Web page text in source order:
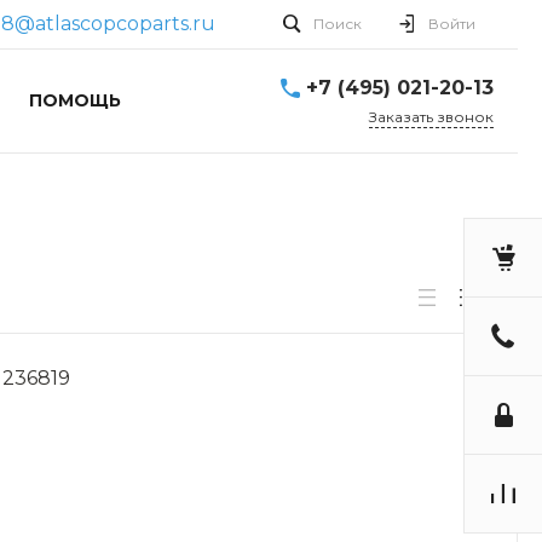
Поиск Войти
ПОМОЩЬ
+7 (495) 021-20-13
Заказать звонок